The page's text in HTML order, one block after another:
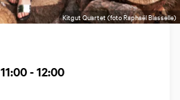
Kitgut Quartet (foto Raphaël Blasselle)
11:00 - 12:00